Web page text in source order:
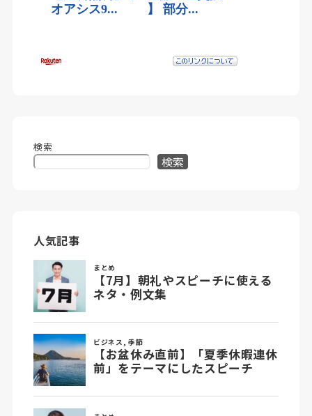
検索
検索
人気記事